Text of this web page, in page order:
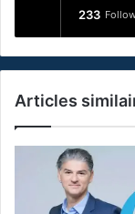
233
Articles